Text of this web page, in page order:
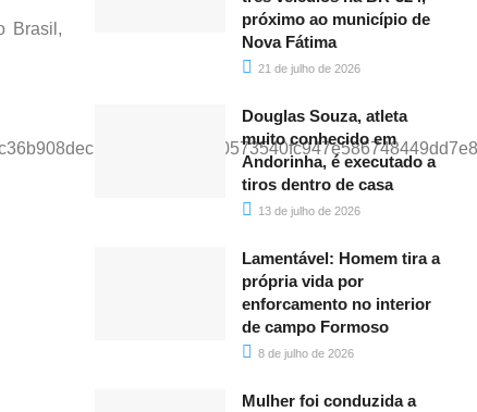
Brasil,
próximo ao município de
Nova Fátima
21 de julho de 2026
Douglas Souza, atleta
muito conhecido em
Andorinha, é executado a
tiros dentro de casa
13 de julho de 2026
Lamentável: Homem tira a
própria vida por
enforcamento no interior
de campo Formoso
8 de julho de 2026
Mulher foi conduzida a